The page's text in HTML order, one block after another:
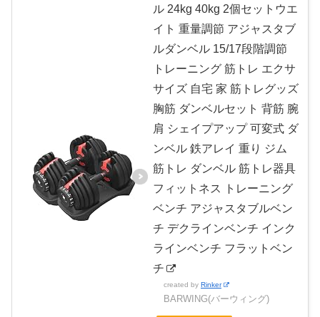
ル 24kg 40kg 2個セットウエ
イト 重量調節 アジャスタブ
ルダンベル 15/17段階調節
トレーニング 筋トレ エクサ
サイズ 自宅 家 筋トレグッズ
胸筋 ダンベルセット 背筋 腕
肩 シェイプアップ 可変式 ダ
ンベル 鉄アレイ 重り ジム
筋トレ ダンベル 筋トレ器具
フィットネス トレーニング
ベンチ アジャスタブルベン
チ デクラインベンチ インク
ラインベンチ フラットベン
チ
created by Rinker
BARWING(バーウィング)